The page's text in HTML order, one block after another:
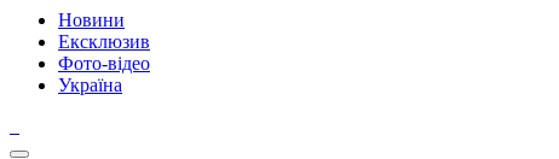
Новини
Ексклюзив
Фото-відео
Україна